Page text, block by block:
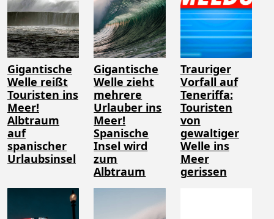
Gigantische
Welle reißt
Touristen ins
Meer!
Albtraum
auf
spanischer
Urlaubsinsel
Gigantische
Welle zieht
mehrere
Urlauber ins
Meer!
Spanische
Insel wird
zum
Albtraum
Trauriger
Vorfall auf
Teneriffa:
Touristen
von
gewaltiger
Welle ins
Meer
gerissen